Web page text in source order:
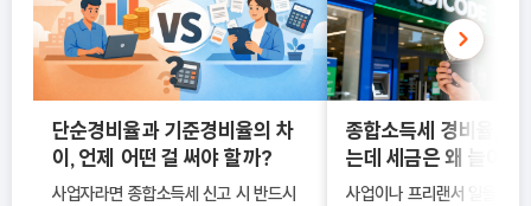
단순경비율과 기준경비율의 차
이, 언제 어떤 걸 써야 할까?
사업자라면 종합소득세 신고 시 반드시
종합소득세 경비율, 수
는데 세금은 왜 늘어날
사업이나 프리랜서 일을 하